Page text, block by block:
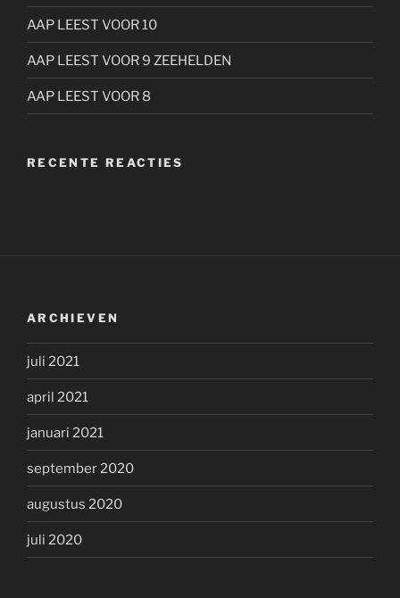
AAP LEEST VOOR 10
AAP LEEST VOOR 9 ZEEHELDEN
AAP LEEST VOOR 8
RECENTE REACTIES
ARCHIEVEN
juli 2021
april 2021
januari 2021
september 2020
augustus 2020
juli 2020